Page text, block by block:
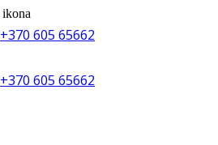
+370 605 65662
+370 605 65662